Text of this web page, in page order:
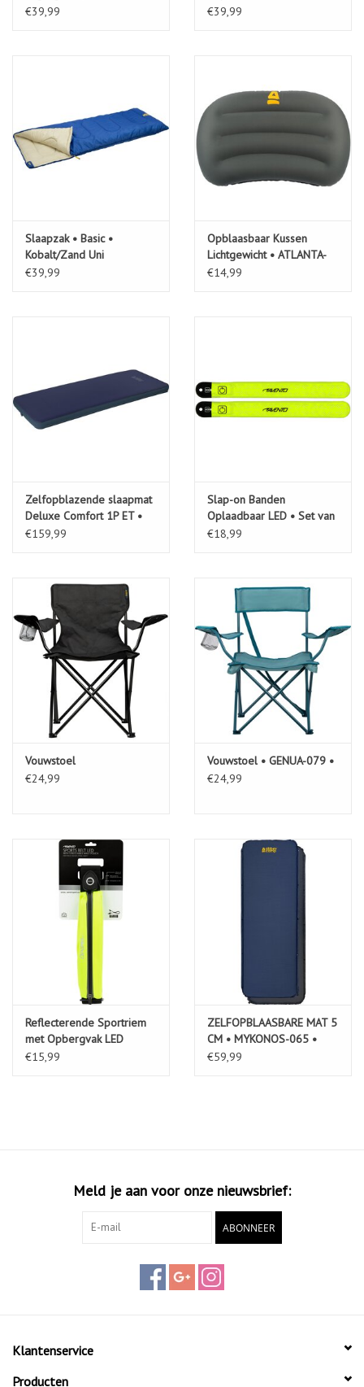
€39,99
€39,99
Slaapzak • Basic •
Kobalt/Zand Uni
€39,99
Opblaasbaar Kussen
Lichtgewicht • ATLANTA-
044
€14,99
Zelfopblazende slaapmat
Deluxe Comfort 1P ET •
Marbella-170•
€159,99
Slap-on Banden
Oplaadbaar LED • Set van
2
€18,99
Vouwstoel
€24,99
Vouwstoel • GENUA-079 •
€24,99
Reflecterende Sportriem
met Opbergvak LED
€15,99
ZELFOPBLAASBARE MAT 5
CM • MYKONOS-065 •
€59,99
Meld je aan voor onze nieuwsbrief:
ABONNEER
Klantenservice
Producten